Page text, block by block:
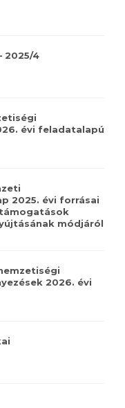
2025/4
évi feladatalapú
2025. évi forrásai
módjáról
2026. évi